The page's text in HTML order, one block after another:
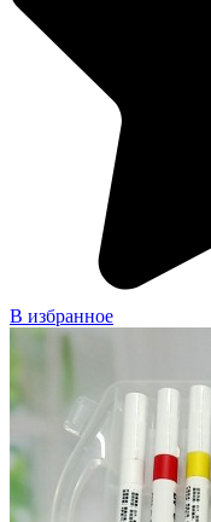
В избранное